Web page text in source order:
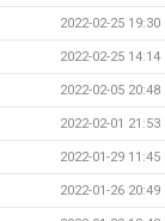
2022-02-25 19:30
2022-02-25 14:14
2022-02-05 20:48
2022-02-01 21:53
2022-01-29 11:45
2022-01-26 20:49